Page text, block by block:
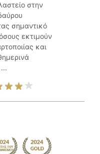
στην
σημαντικό
εκτιμούν
και